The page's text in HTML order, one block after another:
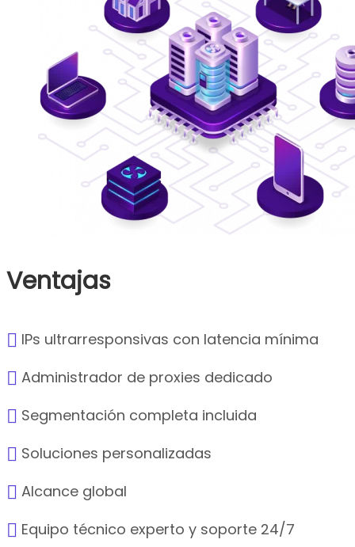
Ventajas
IPs ultrarresponsivas con latencia mínima
Administrador de proxies dedicado
Segmentación completa incluida
Soluciones personalizadas
Alcance global
Equipo técnico experto y soporte 24/7